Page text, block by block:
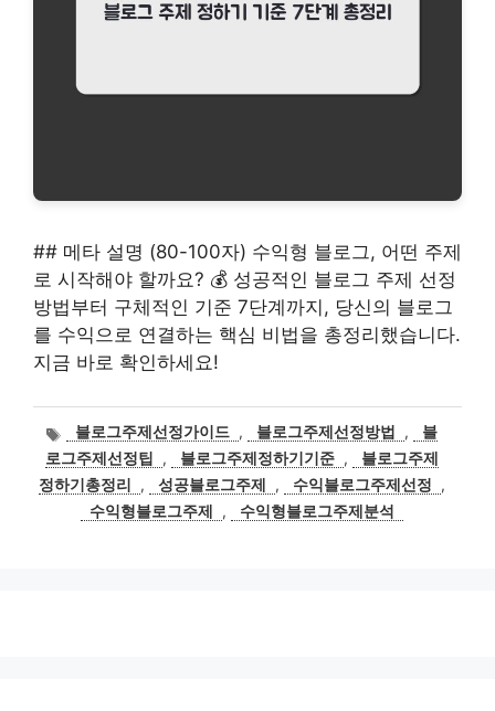
## 메타 설명 (80-100자) 수익형 블로그, 어떤 주제
로 시작해야 할까요? 💰 성공적인 블로그 주제 선정
방법부터 구체적인 기준 7단계까지, 당신의 블로그
를 수익으로 연결하는 핵심 비법을 총정리했습니다.
지금 바로 확인하세요!
태
그
블로그주제선정가이드 , 블로그주제선정방법 ,
블
로그주제선정팁
, 블로그주제정하기기준 ,
블로그주제
정하기총정리
, 성공블로그주제 , 수익블로그주제선정
,
수익형블로그주제
, 수익형블로그주제분석